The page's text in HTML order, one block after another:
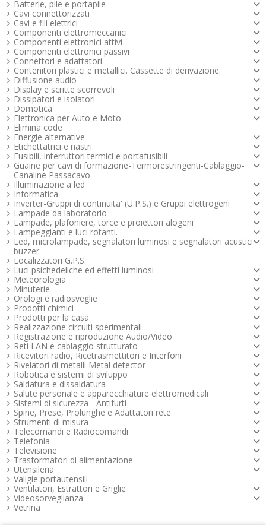
Corrente: 6 A
Apertura pinza: 6 mm
Contatto: ottone stagnato
Isolante: polistirolo
Colore: nero
Temperatura di lavoro: -25°C....+80°C
Collegamento: banana da 4 mm
1,65 €
Disponibile
Corrente: 6 A
Apertura pinza: 6 mm
Contatto: ottone stagnato
Isolante: polistirolo
Colore: rosso
Temperatura di lavoro: -25°C....+80°C
Collegamento: banana da 4 mm
1,65 €
Disponibile
Lunghezza: 125 mm
Colore: rosso
1,67 €
Disponibile
Maggiori info
Guaina: vinile
Colore: rosso
lunghezza: 42 mm
0,36 €
Disponibile
Maggiori info
Portata massima: 32 A
Colore:nero
Corpo: polyammide
Contatti: acciaio nichelato
4,42 €
Disponibile
Maggiori info
Guaina: vinile
Colore: rosso
lunghezza: 32 mm
0,34 €
Disponibile
Maggiori info
Guaina: vinile
Colore: nero
lunghezza: 27 mm
0,32 €
Disponibile
Maggiori info
Lunghezza: 125 mm
Colore: nero
1,67 €
Disponibile
Maggiori info
Guaina: vinile
Colore: nero
lunghezza: 32 mm
0,34 €
Disponibile
Maggiori info
Batterie, pile e portapile
Cavi connettorizzati
Cavi e fili elettrici
Componenti elettromeccanici
Componenti elettronici attivi
Componenti elettronici passivi
Connettori e adattatori
Contenitori plastici e metallici. Cassette di derivazione.
Diffusione audio
Display e scritte scorrevoli
Dissipatori e isolatori
Domotica
Elettronica per Auto e Moto
Elimina code
Energie alternative
Etichettatrici e nastri
Fusibili, interruttori termici e portafusibili
Guaine per cavi di formazione-Termorestringenti-Cablaggio-
Canaline Passacavo
Illuminazione a led
Informatica
Inverter-Gruppi di continuita' (U.P.S.) e Gruppi elettrogeni
Lampade da laboratorio
Lampade, plafoniere, torce e proiettori alogeni
Lampeggianti e luci rotanti.
Led, microlampade, segnalatori luminosi e segnalatori acustici -
buzzer
Localizzatori G.P.S.
Luci psichedeliche ed effetti luminosi
Meteorologia
Minuterie
Orologi e radiosveglie
Prodotti chimici
Prodotti per la casa
Realizzazione circuiti sperimentali
Registrazione e riproduzione Audio/Video
Reti LAN e cablaggio strutturato
Ricevitori radio, Ricetrasmettitori e Interfoni
Rivelatori di metalli Metal detector
Robotica e sistemi di sviluppo
Saldatura e dissaldatura
Salute personale e apparecchiature elettromedicali
Sistemi di sicurezza - Antifurti
Spine, Prese, Prolunghe e Adattatori rete
Strumenti di misura
Telecomandi e Radiocomandi
Telefonia
Televisione
Trasformatori di alimentazione
Utensileria
Valigie portautensili
Ventilatori, Estrattori e Griglie
Videosorveglianza
Vetrina